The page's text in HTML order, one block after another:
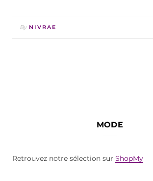
By NIVRAE
MODE
Retrouvez notre sélection sur ShopMy